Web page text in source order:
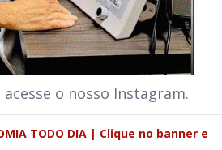
o nosso Instagram.
TODO DIA | Clique no banner e